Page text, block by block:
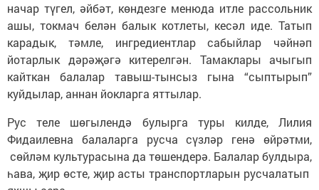
начар түгел, әйбәт, көндезге менюда итле рассольник
ашы, токмач белән балык котлеты, кесәл иде. Татып
карадык, тәмле, ингредиентлар сабыйлар чәйнәп
йотарлык дәрәҗәгә китерелгән. Тамаклары ачыгып
кайткан балалар тавыш-тынсыз гына “сыптырып”
куйдылар, аннан йокларга яттылар.
Рус теле шөгылендә булырга туры килде, Лилия
Фидаилевна балаларга русча сүзләр генә өйрәтми,
сөйләм культурасына да төшендерә. Балалар булдыра,
һава, җир өсте, җир асты транспортларын русчалатып